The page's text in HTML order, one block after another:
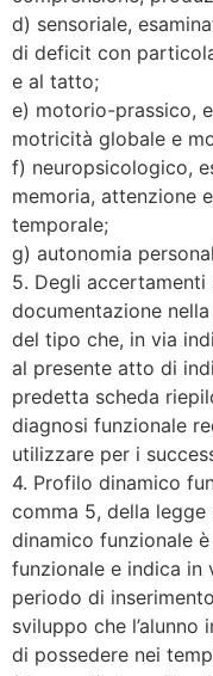
d) sensoriale,
di deficit con
e al tatto;
e) motorio-prassico,
motricità globale e
f) neuropsicologico,
memoria, attenzione
temporale;
g) autonomia
5. Degli
documentazione
del tipo che, in via
al presente atto di
predetta scheda
diagnosi funzionale
utilizzare per i
4. Profilo dinamico
comma 5, della
dinamico funzionale
funzionale e indica in
periodo di
sviluppo che
di possedere nei